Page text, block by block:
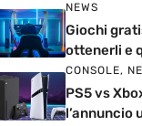
NEWS
Giochi
ottenerli e
CONSOLE,
PS5 vs
l’annuncio